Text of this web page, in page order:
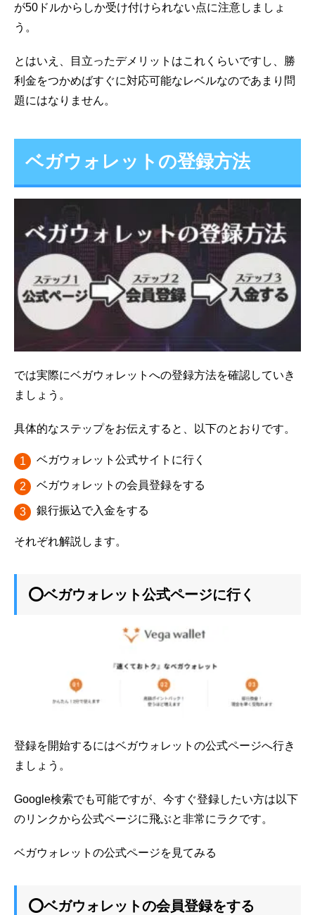
が50ドルからしか受け付けられない点に注意しましょ
う。
とはいえ、目立ったデメリットはこれくらいですし、勝
利金をつかめばすぐに対応可能なレベルなのであまり問
題にはなりません。
ベガウォレットの登録方法
では実際にベガウォレットへの登録方法を確認していき
ましょう。
具体的なステップをお伝えすると、以下のとおりです。
ベガウォレット公式サイトに行く
ベガウォレットの会員登録をする
銀行振込で入金をする
それぞれ解説します。
⭕ベガウォレット公式ページに行く
登録を開始するにはベガウォレットの公式ページへ行き
ましょう。
Google検索でも可能ですが、今すぐ登録したい方は以下
のリンクから公式ページに飛ぶと非常にラクです。
ベガウォレットの公式ページを見てみる
⭕ベガウォレットの会員登録をする